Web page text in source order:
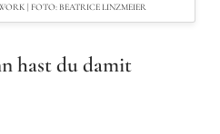
| FOTO: BEATRICE LINZMEIER
hast du damit